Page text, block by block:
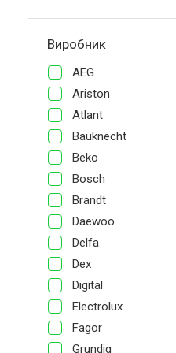
Виробник
AEG
Ariston
Atlant
Bauknecht
Beko
Bosch
Brandt
Daewoo
Delfa
Dex
Digital
Electrolux
Fagor
Grundig